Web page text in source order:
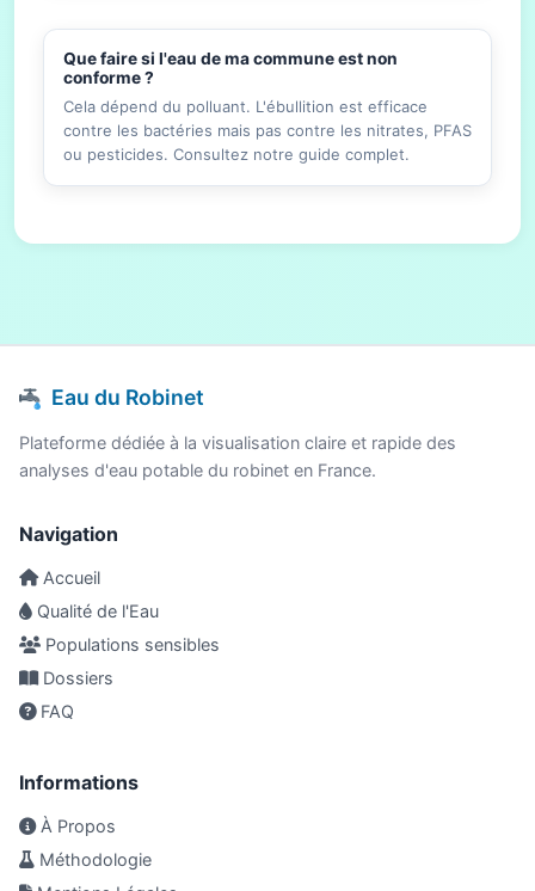
Que faire si l'eau de ma commune est non
conforme ?
Cela dépend du polluant. L'ébullition est efficace
contre les bactéries mais pas contre les nitrates, PFAS
ou pesticides. Consultez notre guide complet.
Eau du Robinet
Plateforme dédiée à la visualisation claire et rapide des
analyses d'eau potable du robinet en France.
Navigation
Accueil
Qualité de l'Eau
Populations sensibles
Dossiers
FAQ
Informations
À Propos
Méthodologie